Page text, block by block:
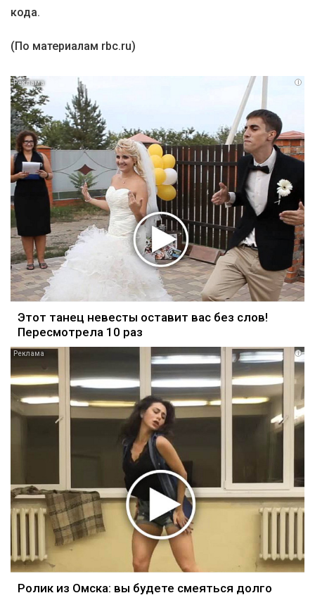
кода.
(По материалам rbc.ru)
i
Этот танец невесты оставит вас без слов!
Пересмотрела 10 раз
i
Ролик из Омска: вы будете смеяться долго